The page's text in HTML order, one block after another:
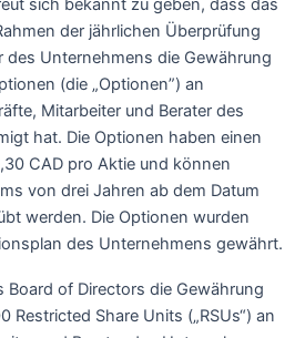
der jährlichen Überprüfung
des Unternehmens die Gewährung
(die „Optionen”) an
Mitarbeiter und Berater des
hat. Die Optionen haben einen
CAD pro Aktie und können
von drei Jahren ab dem Datum
werden. Die Optionen wurden
des Unternehmens gewährt.
Board of Directors die Gewährung
Share Units („RSUs“) an